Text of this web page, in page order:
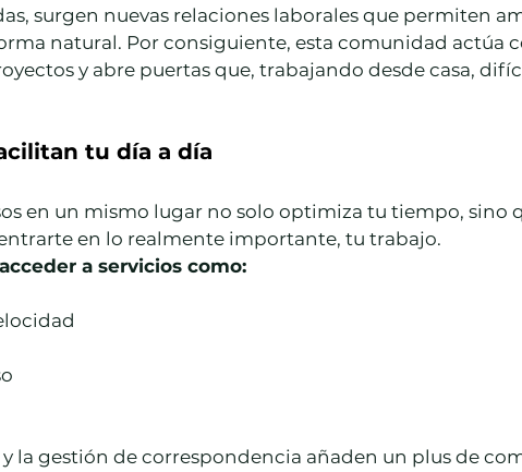
surgen nuevas relaciones laborales que permiten
natural. Por consiguiente, esta comunidad actúa
y abre puertas que, trabajando desde casa,
tu día a día
en un mismo lugar no solo optimiza tu tiempo, sino
en lo realmente importante, tu trabajo.
a servicios como:
la gestión de correspondencia añaden un plus de